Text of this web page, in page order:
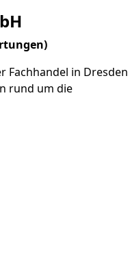
Fachhandel in Dresden
rund um die